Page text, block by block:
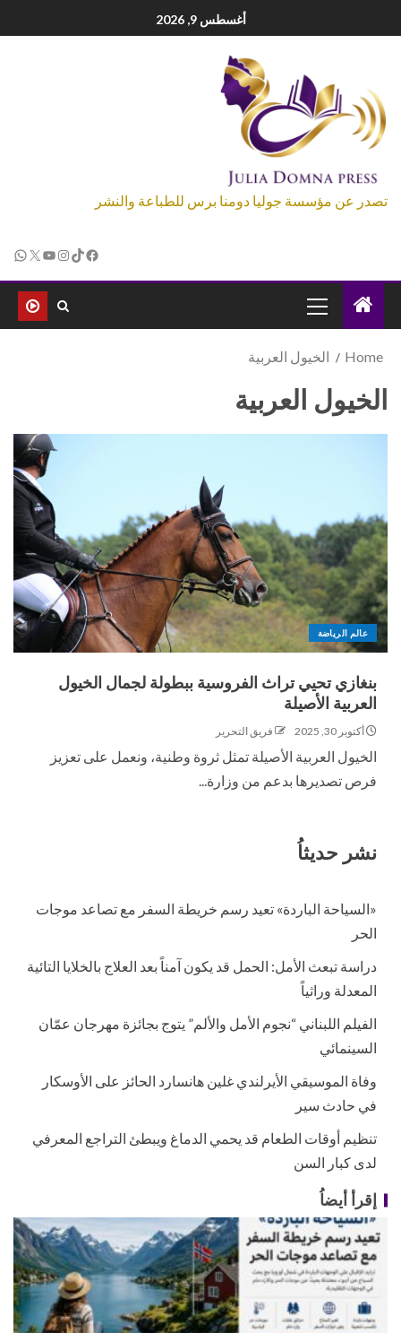
أغسطس 9, 2026
تصدر عن مؤسسة جوليا دومنا برس للطباعة والنشر
Home الخيول العربية
الخيول العربية
عالم الرياضة
بنغازي تحيي تراث الفروسية ببطولة لجمال الخيول
العربية الأصيلة
أكتوبر 30, 2025 فريق التحرير
الخيول العربية الأصيلة تمثل ثروة وطنية، ونعمل على تعزيز
فرص تصديرها بدعم من وزارة...
نشر حديثاُ
«السياحة الباردة» تعيد رسم خريطة السفر مع تصاعد موجات
الحر
دراسة تبعث الأمل: الحمل قد يكون آمناً بعد العلاج بالخلايا التائية
المعدلة وراثياً
الفيلم اللبناني “نجوم الأمل والألم” يتوج بجائزة مهرجان عمّان
السينمائي
وفاة الموسيقي الأيرلندي غلين هانسارد الحائز على الأوسكار
في حادث سير
تنظيم أوقات الطعام قد يحمي الدماغ ويبطئ التراجع المعرفي
لدى كبار السن
إقرأ أيضاُ